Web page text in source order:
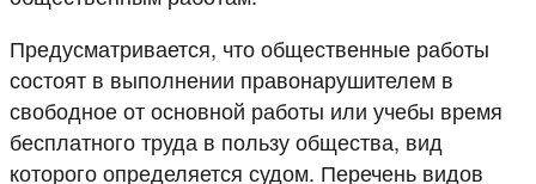
Предусматривается, что общественные работы
состоят в выполнении правонарушителем в
свободное от основной работы или учебы время
бесплатного труда в пользу общества, вид
которого определяется судом. Перечень видов